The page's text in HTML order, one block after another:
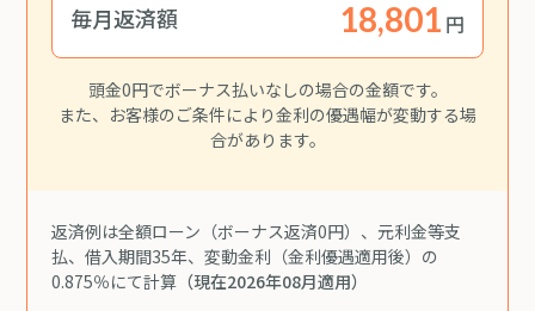
毎月返済額 円
頭金0円でボーナス払いなしの場合の金額です。
また、お客様のご条件により金利の優遇幅が変動する場
合があります。
返済例は全額ローン（ボーナス返済0円）、元利金等支
払、借入期間35年、変動金利（金利優遇適用後）の
0.875％にて計算 （現在2026年08月適用）